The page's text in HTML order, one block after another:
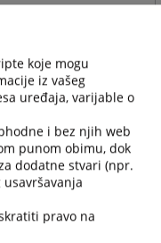
nadležnost i postupanje
Brčko distrikta BiH,
Krivični zakon Brčko
propisa na
odnosno kojima se
nadležnosti Tužilaštva
koje mogu
iz vašeg
uređaja, varijable o
i bez njih web
punom obimu, dok
dodatne stvari (npr.
pravo na